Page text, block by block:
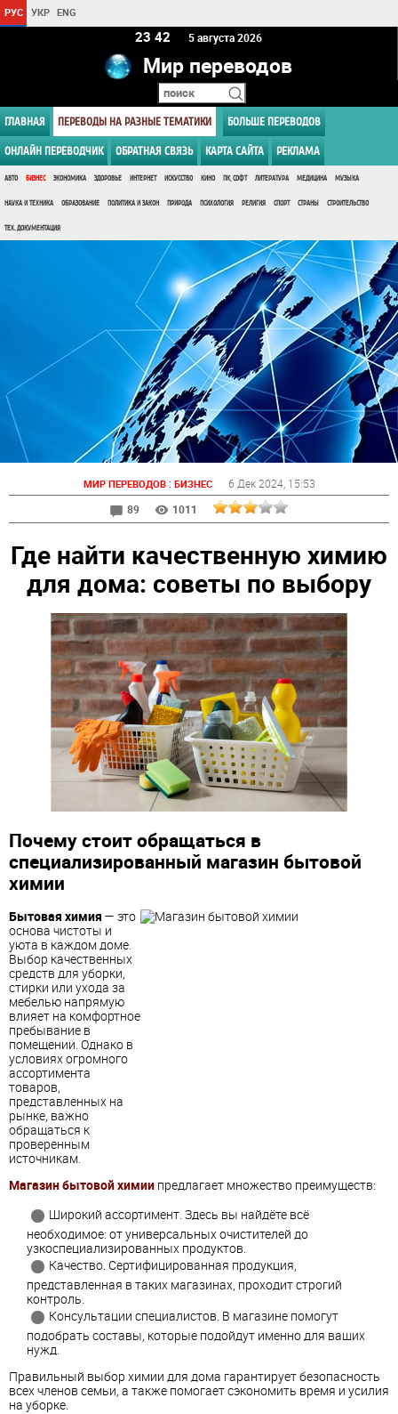
РУС УКР ENG
23:42 5 августа 2026
Мир переводов
ГЛАВНАЯ ПЕРЕВОДЫ НА РАЗНЫЕ ТЕМАТИКИ БОЛЬШЕ ПЕРЕВОДОВ
ОНЛАЙН ПЕРЕВОДЧИК ОБРАТНАЯ СВЯЗЬ КАРТА САЙТА РЕКЛАМА
АВТО БИЗНЕС ЭКОНОМИКА ЗДОРОВЬЕ ИНТЕРНЕТ ИСКУССТВО КИНО ПК, СОФТ ЛИТЕРАТУРА МЕДИЦИНА МУЗЫКА
НАУКА И ТЕХНИКА ОБРАЗОВАНИЕ ПОЛИТИКА И ЗАКОН ПРИРОДА ПСИХОЛОГИЯ РЕЛИГИЯ СПОРТ СТРАНЫ СТРОИТЕЛЬСТВО
ТЕХ. ДОКУМЕНТАЦИЯ
МИР ПЕРЕВОДОВ: БИЗНЕС 6 Дек 2024, 15:53
89
1011
Где найти качественную химию
для дома: советы по выбору
Почему стоит обращаться в
специализированный магазин бытовой
химии
Бытовая химия — это
основа чистоты и
уюта в каждом доме.
Выбор качественных
средств для уборки,
стирки или ухода за
мебелью напрямую
влияет на комфортное
пребывание в
помещении. Однако в
условиях огромного
ассортимента
товаров,
представленных на
рынке, важно
обращаться к
проверенным
источникам.
Магазин бытовой химии предлагает множество преимуществ:
Широкий ассортимент. Здесь вы найдёте всё
необходимое: от универсальных очистителей до
узкоспециализированных продуктов.
Качество. Сертифицированная продукция,
представленная в таких магазинах, проходит строгий
контроль.
Консультации специалистов. В магазине помогут
подобрать составы, которые подойдут именно для ваших
нужд.
Правильный выбор химии для дома гарантирует безопасность
всех членов семьи, а также помогает сэкономить время и усилия
на уборке.